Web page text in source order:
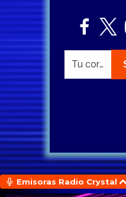
Emisoras Radio Crystal